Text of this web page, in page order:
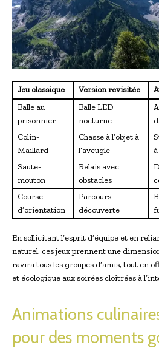
Jeu classique Version revisitée
Balle au
prisonnier
Balle LED
nocturne
Colin-
Maillard
Chasse à l’objet à
l’aveugle
Saute-
mouton
Relais avec
obstacles
Course
d’orientation
Parcours
découverte
En sollicitant l’esprit d’équipe et en
naturel, ces jeux prennent une
ravira tous les groupes d’amis, tout en
et écologique aux soirées cloîtrées à
Animations
pour des moments